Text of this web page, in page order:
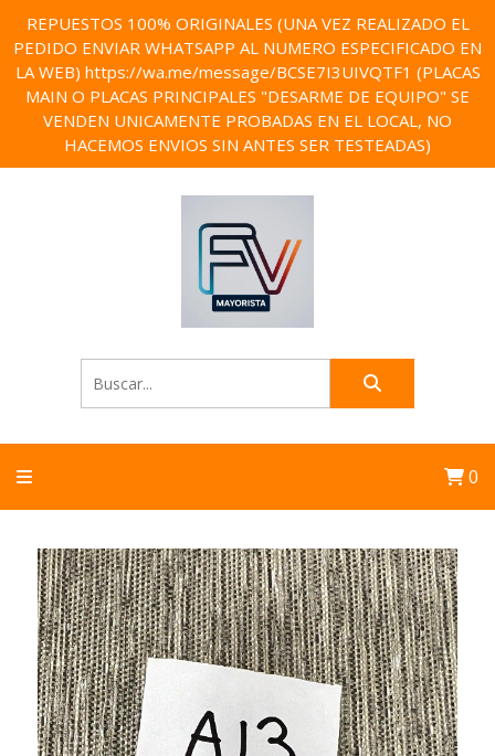
REPUESTOS 100% ORIGINALES (UNA VEZ REALIZADO EL
PEDIDO ENVIAR WHATSAPP AL NUMERO ESPECIFICADO EN
LA WEB) https://wa.me/message/BCSE7I3UIVQTF1 (PLACAS
MAIN O PLACAS PRINCIPALES "DESARME DE EQUIPO" SE
VENDEN UNICAMENTE PROBADAS EN EL LOCAL, NO
HACEMOS ENVIOS SIN ANTES SER TESTEADAS)
0